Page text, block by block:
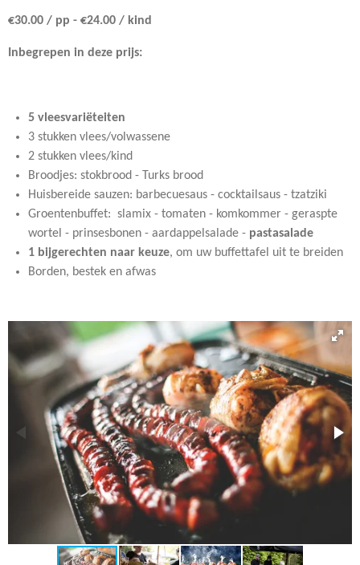
€30.00 / pp - €24.00 / kind
Inbegrepen in deze prijs:
5 vleesvariëteiten
3 stukken vlees/volwassene
2 stukken vlees/kind
Broodjes: stokbrood - Turks brood
Huisbereide sauzen: barbecuesaus - cocktailsaus - tzatziki
Groentenbuffet: slamix - tomaten - komkommer - geraspte
wortel - prinsesbonen - aardappelsalade -pastasalade
1 bijgerechten naar keuze, om uw buffettafel uit te breiden
Borden, bestek en afwas